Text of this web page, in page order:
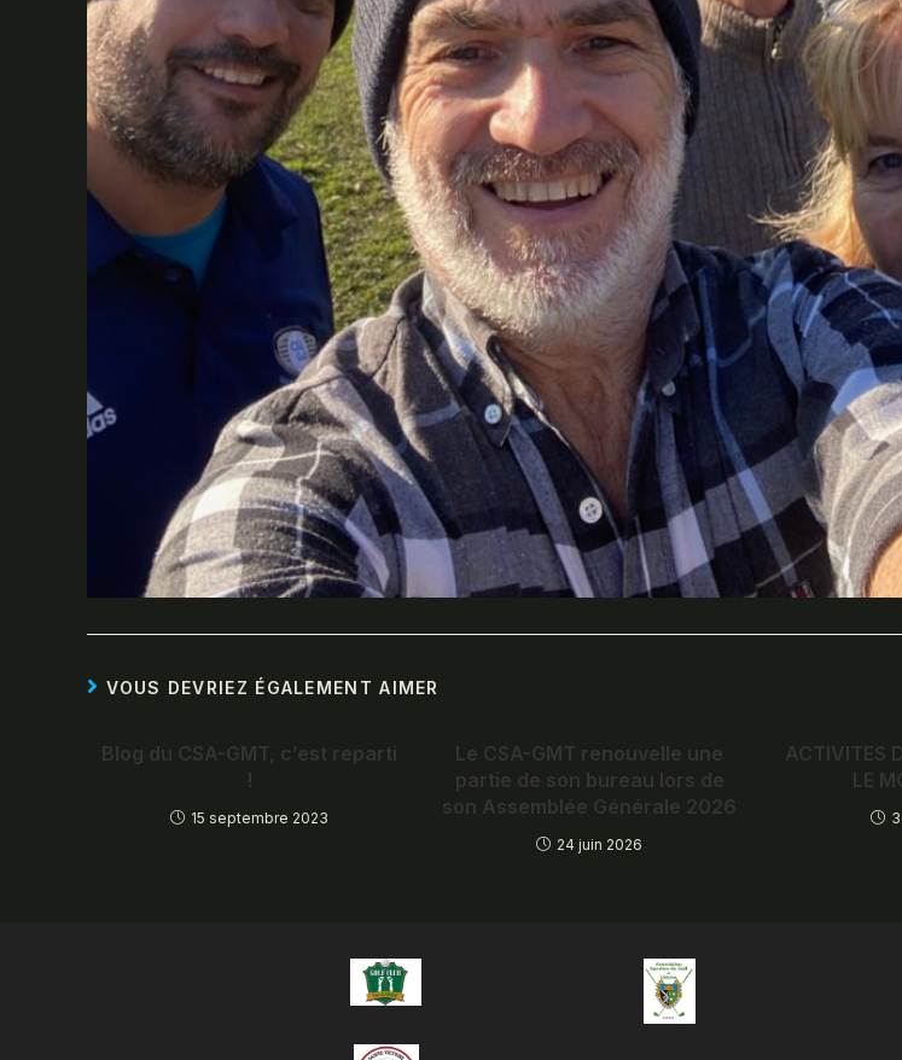
VOUS DEVRIEZ ÉGALEMENT AIMER
Blog du CSA-GMT, c’est reparti
!
15 septembre 2023
Le CSA-GMT renouvelle une
partie de son bureau lors de
son Assemblée Générale 2026
24 juin 2026
ACTIVITES
LE